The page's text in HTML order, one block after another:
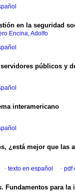
en la seguridad
Encina, Adolfo
públicos y
interamericano
¿está mejor que las
· texto en español · pdf
Fundamentos para